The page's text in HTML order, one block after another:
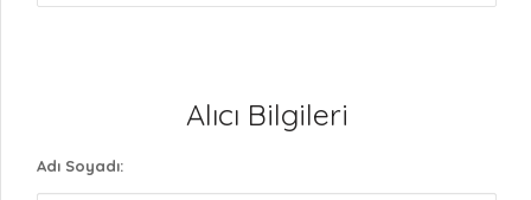
Alıcı Bilgileri
Adı Soyadı: